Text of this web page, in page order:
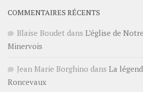
COMMENTAIRES RÉCENTS
Blaise Boudet dans L’église de
Minervois
Jean Marie Borghino dans La
Roncevaux